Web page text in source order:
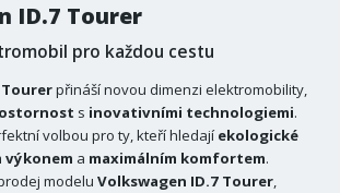
ID.7 Tourer
pro každou cestu
Tourerpřináší novou dimenzi elektromobility,
s inovativními technologiemi.
volbou pro ty, kteří hledají ekologické
výkonem a maximálním komfortem.
modelu Volkswagen ID.7 Tourer,